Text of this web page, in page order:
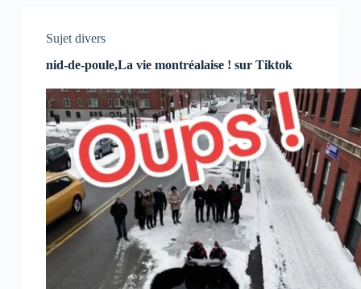
Sujet divers
nid-de-poule,La vie montréalaise ! sur Tiktok